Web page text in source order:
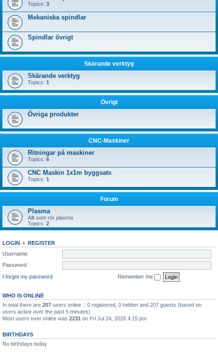
Topics: 3
Mekaniska spindlar
Spindlar övrigt
Skärande verktyg
Skärande verktyg
Topics: 1
Övrigt
Övriga produkter
CNC-Maskiner
Ritningar på maskiner
Topics: 6
CNC Maskin 1x1m byggsats
Topics: 1
Forum
Plasma
Allt som rör plasma
Topics: 2
LOGIN • REGISTER
Username:
Password:
I forgot my password
Remember me
WHO IS ONLINE
In total there are 207 users online :: 0 registered, 0 hidden and 207 guests (based on
users active over the past 5 minutes)
Most users ever online was 2231 on Fri Jul 24, 2026 4:15 pm
BIRTHDAYS
No birthdays today